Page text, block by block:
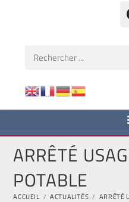
ARRÊTÉ
POTABLE
ACCUEIL / ACTUALITÉS / ARRÊTÉ